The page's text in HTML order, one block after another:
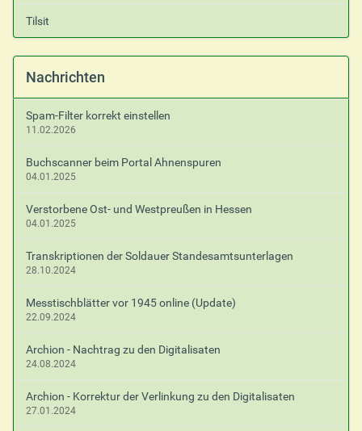
Tilsit
Nachrichten
Spam-Filter korrekt einstellen
11.02.2026
Buchscanner beim Portal Ahnenspuren
04.01.2025
Verstorbene Ost- und Westpreußen in Hessen
04.01.2025
Transkriptionen der Soldauer Standesamtsunterlagen
28.10.2024
Messtischblätter vor 1945 online (Update)
22.09.2024
Archion - Nachtrag zu den Digitalisaten
24.08.2024
Archion - Korrektur der Verlinkung zu den Digitalisaten
27.01.2024